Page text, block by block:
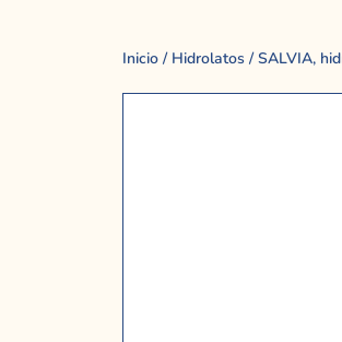
Inicio / Hidrolatos / SALVIA,